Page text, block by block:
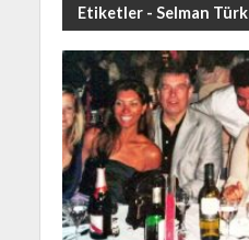
Etiketler - Selman Türk